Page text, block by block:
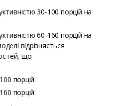
30-100 порцій на
60-160 порцій на
відрізняється
що
порцій.
порцій.